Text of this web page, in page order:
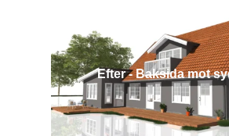
Efter - Baksida mot